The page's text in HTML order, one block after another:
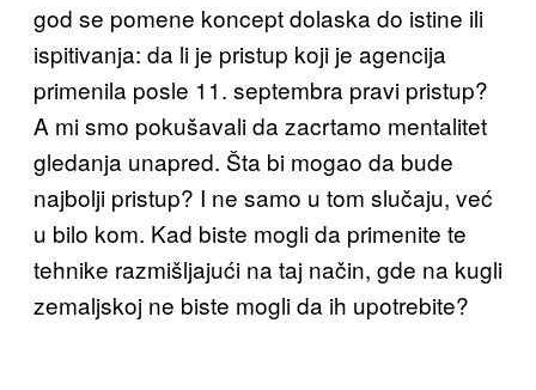
god se pomene koncept dolaska do istine ili
ispitivanja: da li je pristup koji je agencija
primenila posle 11. septembra pravi pristup?
A mi smo pokušavali da zacrtamo mentalitet
gledanja unapred. Šta bi mogao da bude
najbolji pristup? I ne samo u tom slučaju, već
u bilo kom. Kad biste mogli da primenite te
tehnike razmišljajući na taj način, gde na kugli
zemaljskoj ne biste mogli da ih upotrebite?